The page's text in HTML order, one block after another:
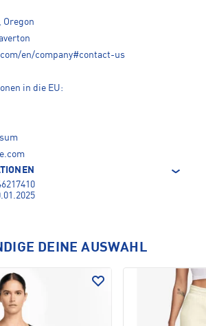
Oregon
en/company#contact-us
in die EU:
DEINE AUSWAHL